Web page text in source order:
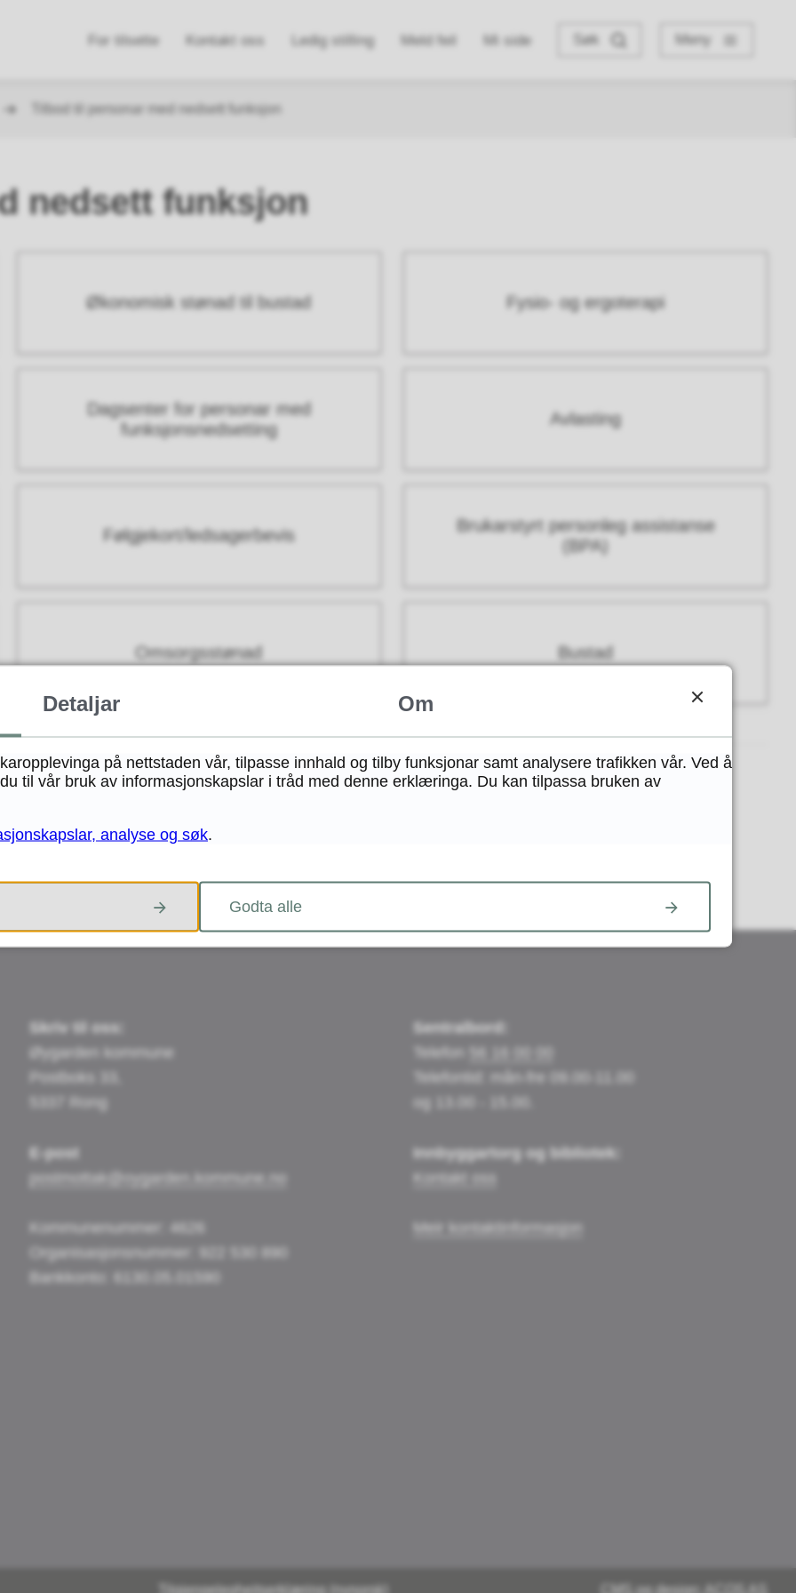
For tilsette Kontakt oss Ledig stilling Meld feil Mi side Søk Meny
Tilbod til personar med nedsett funksjon
nedsett funksjon
Økonomisk stønad til bustad Fysio- og ergoterapi
Dagsenter for personar med
funksjonsnedsetting
Avlasting
Følgjekort/ledsagerbevis
Brukarstyrt personleg assistanse
(BPA)
Omsorgsstønad Bustad
Fann du det du leita etter?
JA
Skriv til oss:
Øygarden kommune
Postboks 33,
5337 Rong
E-post
postmottak@oygarden.kommune.no
Kommunenummer: 4626
Organisasjonsnummer: 922 530 890
Bankkonto: 6130.05.01590
Sentralbord:
Telefon
56 16 00 00
Telefontid: mån-fre 09.00-11.00
og 13.00 - 15.00.
Innbyggartorg og bibliotek:
Kontakt oss
Meir kontaktinformasjon
Tilgjengelegheitserklæring (nynorsk) CMS og design: ACOS AS
Detaljar Om
på nettstaden vår, tilpasse innhald og tilby funksjonar samt analysere trafikken vår. Ved å
til vår bruk av informasjonskapslar i tråd med denne erklæringa. Du kan tilpassa bruken av
analyse og søk.
Godta alle